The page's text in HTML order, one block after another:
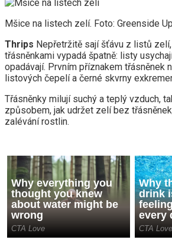
Mšice na listech zelí. Foto: Greenside Up
Thrips Nepřetržitě sají šťávu z listů
třásněnkami vypadá špatně: listy
opadávají. Prvním příznakem třásněnek
listových čepelí a černé skvrny
Třásněnky milují suchý a teplý vzduch,
způsobem, jak udržet zelí bez
zalévání rostlin.